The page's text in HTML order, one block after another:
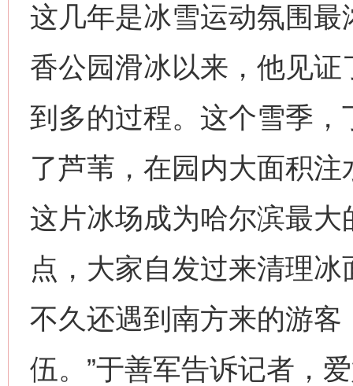
这几年是冰雪运动氛围
香公园滑冰以来，他见
到多的过程。这个雪季
了芦苇，在园内大面积
这片冰场成为哈尔滨最大
点，大家自发过来清理
不久还遇到南方来的游
伍。”于善军告诉记者，